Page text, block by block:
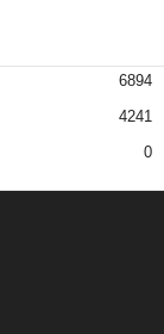
6894
4241
0